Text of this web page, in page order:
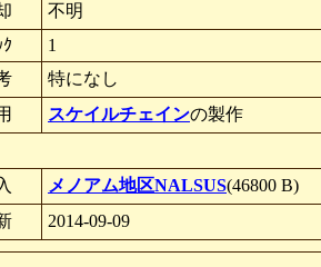
不明
1
特になし
スケイルチェインの製作
メノアム地区NALSUS(46800 B)
2014-09-09